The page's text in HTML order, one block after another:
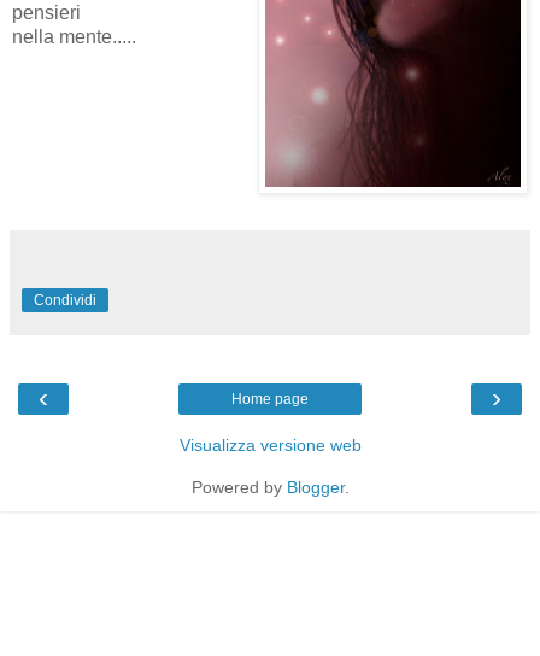
pensieri
nella mente.....
Condividi
‹ ›
Home page
Visualizza versione web
Powered by Blogger.